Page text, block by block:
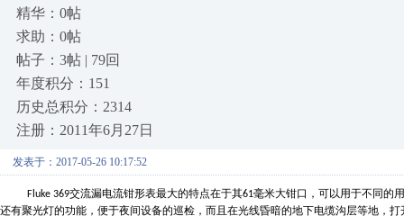
精华：0帖
求助：0帖
帖子：3帖 | 79回
年度积分：151
历史总积分：2314
注册：2011年6月27日
发表于：2017-05-26 10:17:52
Fluke 369交流漏电流钳形表最大的特点在于其61毫米大钳口，可以用于不同的
还有聚光灯的功能，便于夜间设备的巡检，而且在光线昏暗的地下电缆沟层等地，